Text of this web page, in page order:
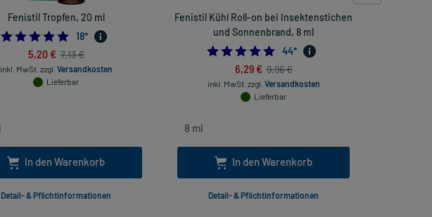
Fenistil Tropfen, 20 ml
4.944444444444445
18*
5,20 € 7,13 €
inkl. MwSt. zzgl. Versandkosten
Lieferbar
In den Warenkorb
Detail- & Pflichtinformationen
Fenistil Kühl Roll-on bei Insektenstichen
und Sonnenbrand, 8 ml
4.931818181818182
44*
6,29 € 9,96 €
inkl. MwSt. zzgl. Versandkosten
Lieferbar
In den Warenkorb
Detail- & Pflichtinformationen